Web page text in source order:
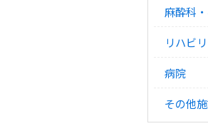
麻酔科
リハビ
病院
その他